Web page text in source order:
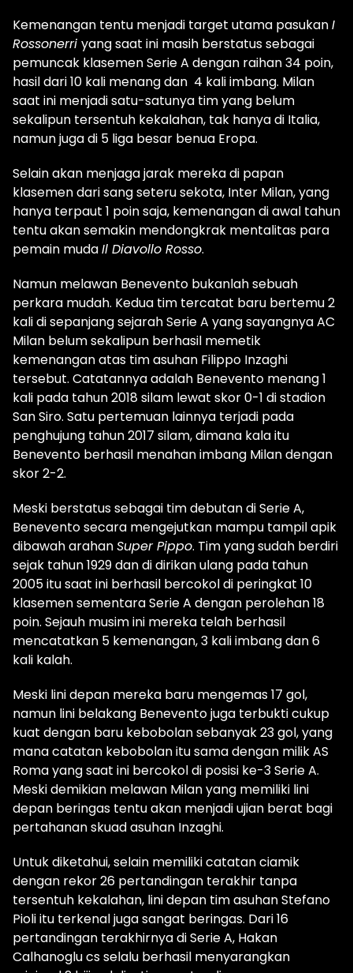
Kemenangan tentu menjadi target utama pasukanI
Rossonerri yang saat ini masih berstatus sebagai
pemuncak klasemen Serie A dengan raihan 34 poin,
hasil dari 10 kali menang dan 4 kali imbang. Milan
saat ini menjadi satu-satunya tim yang belum
sekalipun tersentuh kekalahan, tak hanya di Italia,
namun juga di 5 liga besar benua Eropa.
Selain akan menjaga jarak mereka di papan
klasemen dari sang seteru sekota, Inter Milan, yang
hanya terpaut 1 poin saja, kemenangan di awal tahun
tentu akan semakin mendongkrak mentalitas para
pemain mudaIl Diavollo Rosso.
Namun melawan Benevento bukanlah sebuah
perkara mudah. Kedua tim tercatat baru bertemu 2
kali di sepanjang sejarah Serie A yang sayangnya AC
Milan belum sekalipun berhasil memetik
kemenangan atas tim asuhan Filippo Inzaghi
tersebut. Catatannya adalah Benevento menang 1
kali pada tahun 2018 silam lewat skor 0-1 di stadion
San Siro. Satu pertemuan lainnya terjadi pada
penghujung tahun 2017 silam, dimana kala itu
Benevento berhasil menahan imbang Milan dengan
skor 2-2.
Meski berstatus sebagai tim debutan di Serie A,
Benevento secara mengejutkan mampu tampil apik
dibawah arahanSuper Pippo. Tim yang sudah berdiri
sejak tahun 1929 dan di dirikan ulang pada tahun
2005 itu saat ini berhasil bercokol di peringkat 10
klasemen sementara Serie A dengan perolehan 18
poin. Sejauh musim ini mereka telah berhasil
mencatatkan 5 kemenangan, 3 kali imbang dan 6
kali kalah.
Meski lini depan mereka baru mengemas 17 gol,
namun lini belakang Benevento juga terbukti cukup
kuat dengan baru kebobolan sebanyak 23 gol, yang
mana catatan kebobolan itu sama dengan milik AS
Roma yang saat ini bercokol di posisi ke-3 Serie A.
Meski demikian melawan Milan yang memiliki lini
depan beringas tentu akan menjadi ujian berat bagi
pertahanan skuad asuhan Inzaghi.
Untuk diketahui, selain memiliki catatan ciamik
dengan rekor 26 pertandingan terakhir tanpa
tersentuh kekalahan, lini depan tim asuhan Stefano
Pioli itu terkenal juga sangat beringas. Dari 16
pertandingan terakhirnya di Serie A, Hakan
Calhanoglu cs selalu berhasil menyarangkan